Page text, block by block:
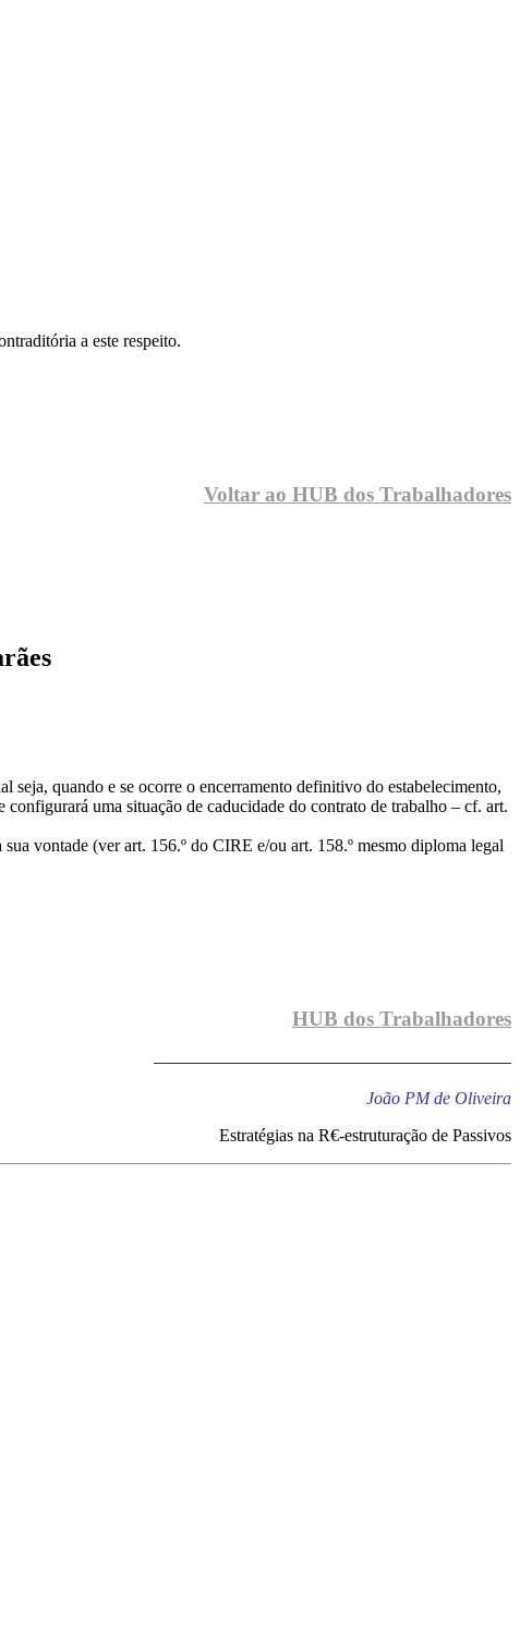
a este respeito.
Voltar ao HUB dos Trabalhadores
quando e se ocorre o encerramento definitivo do estabelecimento,
uma situação de caducidade do contrato de trabalho – cf. art.
vontade (ver art. 156.º do CIRE e/ou art. 158.º mesmo diploma legal
HUB dos Trabalhadores
————————————————————–
João PM de Oliveira
Estratégias na R€-estruturação de Passivos